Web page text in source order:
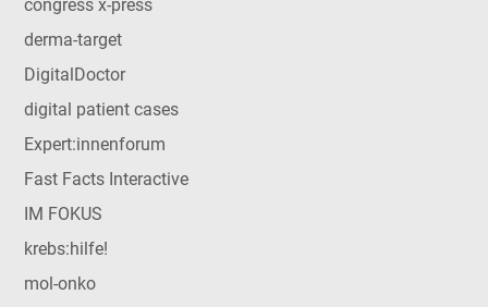
congress x-press
derma-target
DigitalDoctor
digital patient cases
Expert:innenforum
Fast Facts Interactive
IM FOKUS
krebs:hilfe!
mol-onko